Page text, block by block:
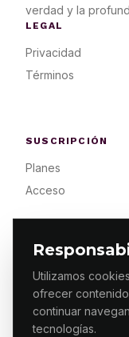
Utilizamos
ofrecer
continuar
tecnologías.
verdad y la
LEGAL
Privacidad
Términos
SUSCRIPCIÓN
Planes
Acceso
© 2026 ES
RESERVADOS /